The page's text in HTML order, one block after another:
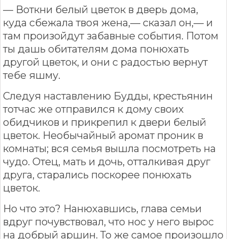
— Воткни белый цветок в дверь дома,
куда сбежала твоя жена,— сказал он,— и
там произойдут забавные события. Потом
ты дашь обитателям дома понюхать
другой цветок, и они с радостью вернут
тебе яшму.
Следуя наставлению Будды, крестьянин
тотчас же отправился к дому своих
обидчиков и прикрепил к двери белый
цветок. Необычайный аромат проник в
комнаты; вся семья вышла посмотреть на
чудо. Отец, мать и дочь, отталкивая друг
друга, старались поскорее понюхать
цветок.
Но что это? Нанюхавшись, глава семьи
вдруг почувствовал, что нос у него вырос
на добрый аршин. То же самое произошло